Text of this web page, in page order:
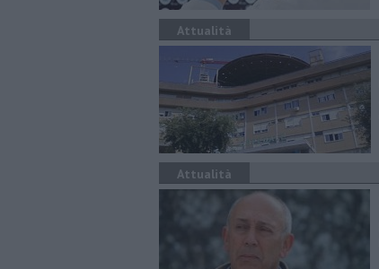
Attualità
Attualità